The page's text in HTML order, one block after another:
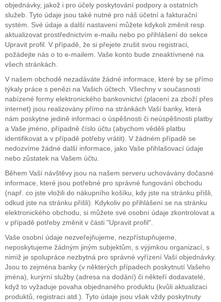
objednávky, jakož i pro účely poskytování podpory a ostatních
služeb. Tyto údaje jsou také nutné pro náš účetní a fakturační
systém. Své údaje a další nastavení můžete kdykoli změnit resp.
aktualizovat prostřednictvím e-mailu nebo po přihlášení do sekce
Upravit profil. V případě, že si přejete zrušit svou registraci,
požádejte nás o to e-mailem. Vaše konto bude zneaktívnené na
všech stránkách.
V našem obchodě nezadáváte žádné informace, které by se přímo
týkaly práce s penězi na Vašich účtech. Všechny v současnosti
nabízené formy elektronického bankovnictví (placení za zboží přes
internet) jsou realizovány přímo na stránkách Vaší banky, která
nám poskytne jedině informaci o úspěšnosti či neúspěšnosti platby
a Vaše jméno, případně číslo účtu (abychom věděli platbu
identifikovat a v případě potřeby vrátit). V žádném případě se
nedozvíme žádné další informace, jako Vaše přihlašovací údaje
nebo zůstatek na Vašem účtu.
Během Vaší návštěvy jsou na našem serveru uchovávány dočasné
informace, které jsou potřebné pro správné fungování obchodu
(např. co jste vložili do nákupního košíku, kdy jste na stránku přišli,
odkud jste na stránku přišli). Kdykoliv po přihlášení se na stránku
elektronického obchodu, si můžete své osobní údaje zkontrolovat a
v případě potřeby změnit v části "Upravit profil".
Vaše osobní údaje nezveřejňujeme, nezpřístupňujeme,
neposkytujeme žádným jiným subjektům, s výjimkou organizací, s
nimiž je spolupráce nezbytná pro správné vyřízení Vaší objednávky.
Jsou to zejména banky (v některých případech poskytnutí Vašeho
jména), kurýrní služby (adresa na dodání) či někteří dodavatelé,
když to vyžaduje povaha objednaného produktu (kvůli aktualizaci
produktů, registraci atd.). Tyto údaje jsou však vždy poskytnuty